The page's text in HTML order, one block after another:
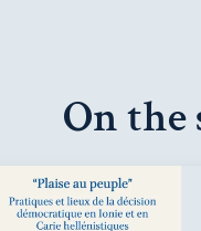
On the